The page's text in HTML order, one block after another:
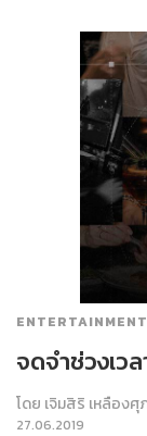
ENTERTAINMENT
จดจำช่วงเว
โดย เจิมสิริ เหลือง
27.06.2019